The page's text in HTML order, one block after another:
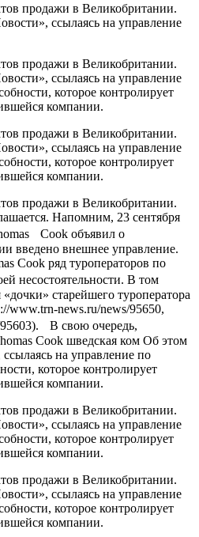
продажи в Великобритании.
ссылаясь на управление
продажи в Великобритании.
ссылаясь на управление
которое контролирует
компании.
продажи в Великобритании.
ссылаясь на управление
которое контролирует
компании.
продажи в Великобритании.
Напомним, 23 сентября
Cook объявил о
введено внешнее управление.
Cook ряд туроператоров по
несостоятельности. В том
старейшего туроператора
www.trn-news.ru/news/95650,
В свою очередь,
Cook шведская ком Об этом
на управление по
которое контролирует
компании.
продажи в Великобритании.
ссылаясь на управление
которое контролирует
компании.
продажи в Великобритании.
ссылаясь на управление
которое контролирует
компании.